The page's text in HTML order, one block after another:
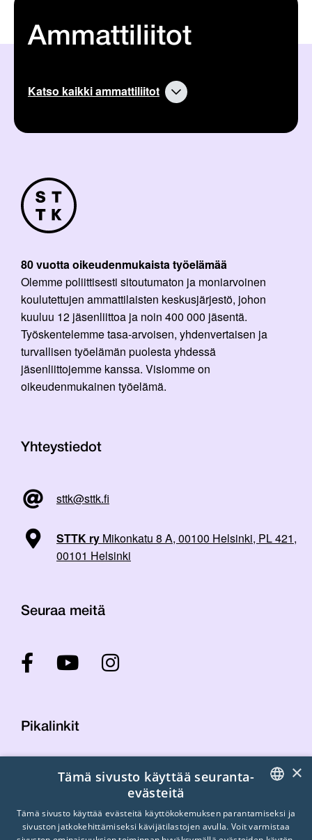
Ammattiliitot
Katso kaikki ammattiliitot
80 vuotta oikeudenmukaista työelämää
Olemme poliittisesti sitoutumaton ja moniarvoinen
koulutettujen ammattilaisten keskusjärjestö, johon
kuuluu 12 jäsenliittoa ja noin 400 000 jäsentä.
Työskentelemme tasa-arvoisen, yhdenvertaisen ja
turvallisen työelämän puolesta yhdessä
jäsenliittojemme kanssa. Visiomme on
oikeudenmukainen työelämä.
Yhteystiedot
sttk@sttk.fi
STTK ry Mikonkatu 8 A, 00100 Helsinki, PL 421,
00101 Helsinki
Seuraa meitä
Pikalinkit
Yhteystiedot
STTK:n kuvapankki
Tietosuojaseloste
FINNISH
×
Tämä sivusto käyttää seuranta-
evästeitä
Tämä sivusto käyttää evästeitä käyttökokemuksen parantamiseksi ja
sivuston jatkokehittämiseksi kävijätilastojen avulla. Voit varmistaa